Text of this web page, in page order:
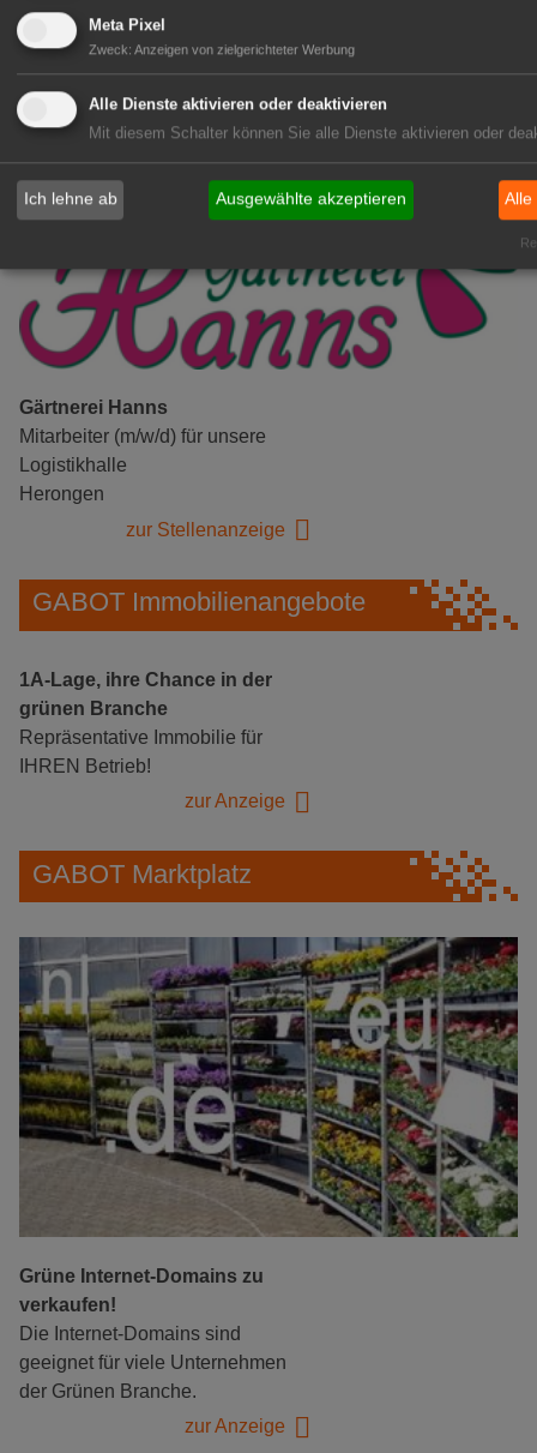
(m/w/d)
Gensingen
zur Stellenanzeige
Gärtnerei Hanns
Mitarbeiter (m/w/d) für unsere
Logistikhalle
Herongen
zur Stellenanzeige
GABOT Immobilienangebote
1A-Lage, ihre Chance in der
grünen Branche
Repräsentative Immobilie für
IHREN Betrieb!
zur Anzeige
GABOT Marktplatz
Grüne Internet-Domains zu
verkaufen!
Die Internet-Domains sind
geeignet für viele Unternehmen
der Grünen Branche.
zur Anzeige
Meta Pixel
Zweck: Anzeigen von zielgerichteter Werbung
Alle Dienste aktivieren oder deaktivieren
Mit diesem Schalter können Sie alle Dienste aktivieren oder
Ich lehne ab Ausgewählte akzeptieren Alle